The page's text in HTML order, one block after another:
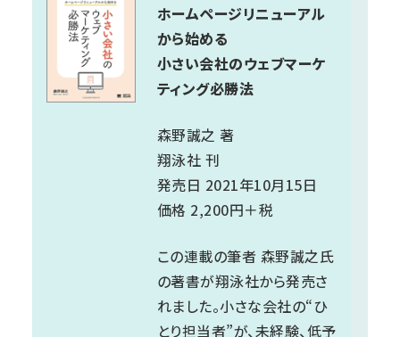
ホームページリニューアル
から始める
小さい会社のウェブマーケ
ティング必勝法
森野誠之 著
翔泳社 刊
発売日 2021年10月15日
価格 2,200円＋税
この連載の筆者 森野誠之氏
の著書が翔泳社から発売さ
れました。小さな会社の“ひ
とり担当者”が、未経験、低予